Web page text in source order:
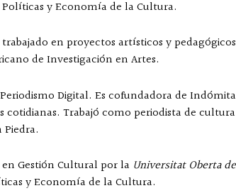
y Economía de la Cultura.
en proyectos artísticos y
de Investigación en Artes.
Digital. Es cofundadora de
Trabajó como periodista de
Gestión Cultural por la Universitat Oberta
y Economía de la Cultura.